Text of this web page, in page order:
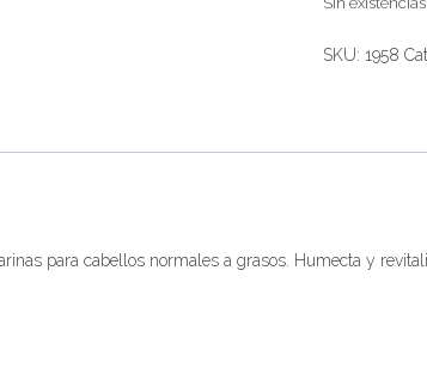
SKU: 1958
para cabellos normales a grasos. Humecta y